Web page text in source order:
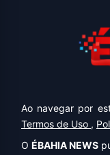
Ao navegar por
Termos de Uso ,
OÉBAHIA NEWS